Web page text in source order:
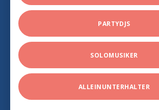
PARTYDJS
SOLOMUSIKER
ALLEINUNTERHALTER